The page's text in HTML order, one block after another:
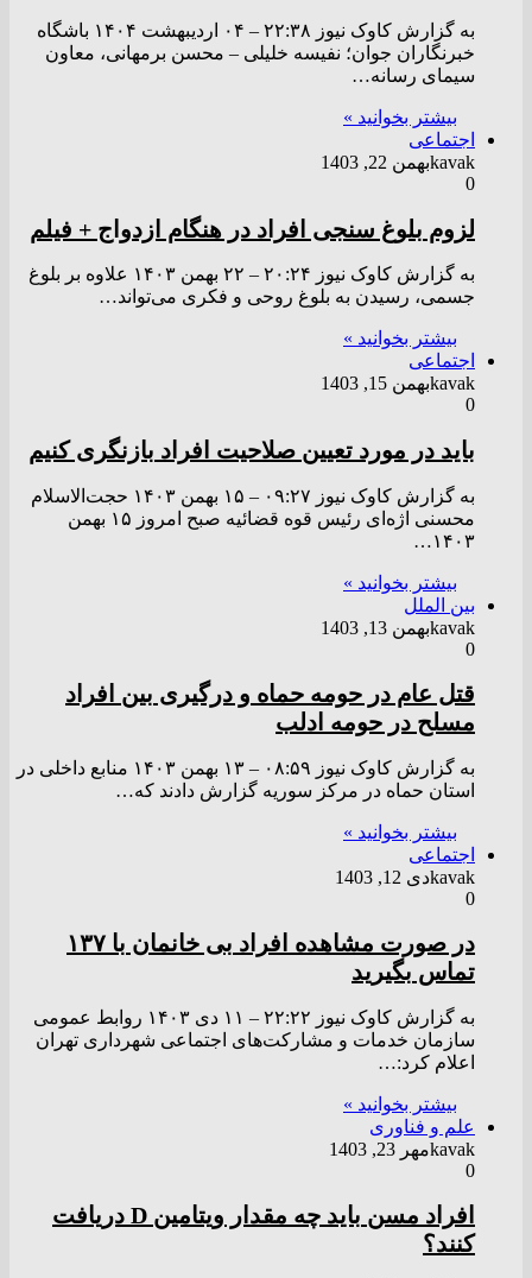
به گزارش کاوک نیوز ۲۲:۳۸ – ۰۴ ارديبهشت ۱۴۰۴ باشگاه
خبرنگاران جوان؛ نفیسه خلیلی – محسن برمهانی، معاون
سیمای رسانه…
بیشتر بخوانید »
اجتماعی
kavakبهمن 22, 1403
0
لزوم بلوغ سنجی افراد در هنگام ازدواج + فیلم
به گزارش کاوک نیوز ۲۰:۲۴ – ۲۲ بهمن ۱۴۰۳ علاوه بر بلوغ
جسمی، رسیدن به بلوغ روحی و فکری می‌تواند…
بیشتر بخوانید »
اجتماعی
kavakبهمن 15, 1403
0
باید در مورد تعیین صلاحیت افراد بازنگری کنیم
به گزارش کاوک نیوز ۰۹:۲۷ – ۱۵ بهمن ۱۴۰۳ حجت‌الاسلام
محسنی اژه‌ای رئیس قوه قضائیه صبح امروز ۱۵ بهمن
۱۴۰۳…
بیشتر بخوانید »
بین الملل
kavakبهمن 13, 1403
0
قتل عام در حومه حماه و درگیری بین افراد
مسلح در حومه ادلب
به گزارش کاوک نیوز ۰۸:۵۹ – ۱۳ بهمن ۱۴۰۳ منابع داخلی در
استان حماه در مرکز سوریه گزارش دادند که…
بیشتر بخوانید »
اجتماعی
kavakدی 12, 1403
0
در صورت مشاهده افراد بی خانمان با ۱۳۷
تماس بگیرید
به گزارش کاوک نیوز ۲۲:۲۲ – ۱۱ دی ۱۴۰۳ روابط عمومی
سازمان خدمات و مشارکت‌های اجتماعی شهرداری تهران
اعلام کرد:…
بیشتر بخوانید »
علم و فناوری
kavakمهر 23, 1403
0
افراد مسن باید چه مقدار ویتامین D دریافت
کنند؟